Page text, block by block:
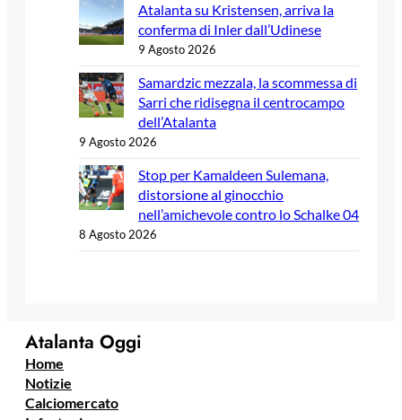
Atalanta su Kristensen, arriva la
conferma di Inler dall’Udinese
9 Agosto 2026
Samardzic mezzala, la scommessa di
Sarri che ridisegna il centrocampo
dell’Atalanta
9 Agosto 2026
Stop per Kamaldeen Sulemana,
distorsione al ginocchio
nell’amichevole contro lo Schalke 04
8 Agosto 2026
Atalanta Oggi
Home
Notizie
Calciomercato